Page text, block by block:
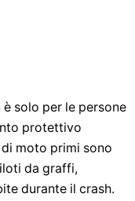
solo per le persone
protettivo
moto primi sono
da graffi,
durante il crash.